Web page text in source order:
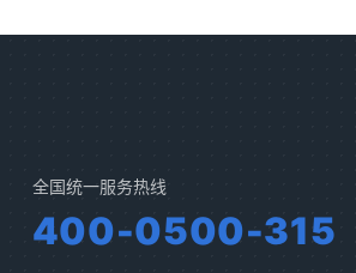
全国统一服务热线
400-0500-315